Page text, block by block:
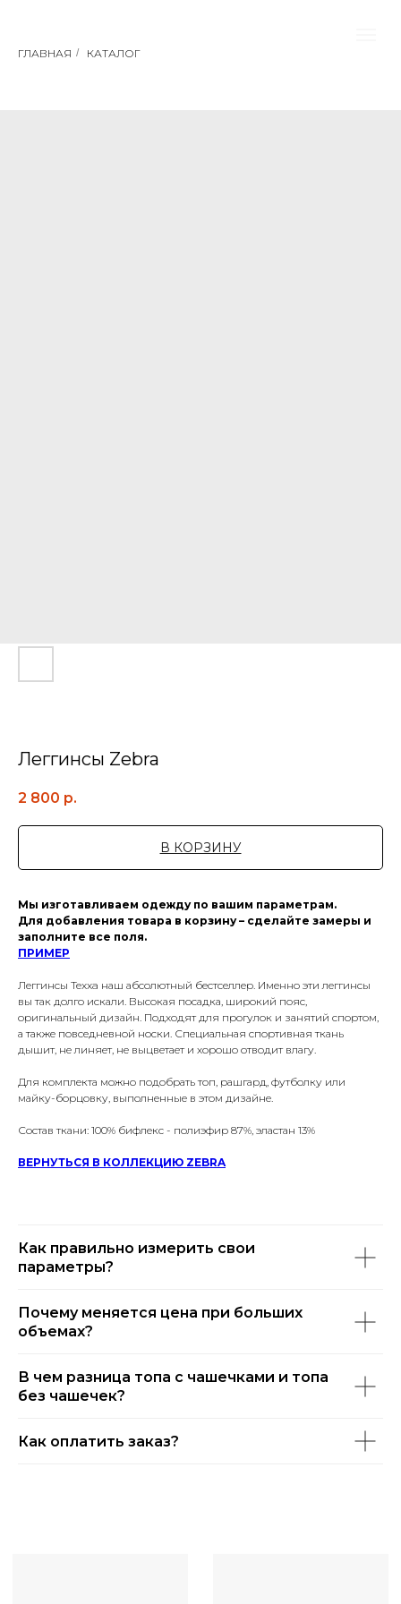
ГЛАВНАЯ / КАТАЛОГ
Леггинсы Zebra
2 800 р.
В КОРЗИНУ
Мы изготавливаем одежду по вашим параметрам.
Для добавления товара в корзину – сделайте замеры и
заполните все поля.
ПРИМЕР
Леггинсы Texxa наш абсолютный бестселлер. Именно эти леггинсы
вы так долго искали. Высокая посадка, широкий пояс,
оригинальный дизайн. Подходят для прогулок и занятий спортом,
а также повседневной носки. Специальная спортивная ткань
дышит, не линяет, не выцветает и хорошо отводит влагу.
Для комплекта можно подобрать топ, рашгард, футболку или
майку-борцовку, выполненные в этом дизайне.
Состав ткани: 100% бифлекс - полиэфир 87%, эластан 13%
ВЕРНУТЬСЯ В КОЛЛЕКЦИЮ ZEBRA
Как правильно измерить свои
параметры?
Почему меняется цена при больших
объемах?
В чем разница топа с чашечками и топа
без чашечек?
Как оплатить заказ?